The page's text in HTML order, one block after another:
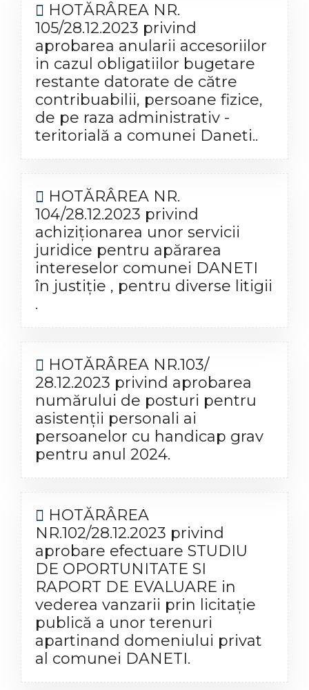
HOTĂRÂREA NR.
105/28.12.2023 privind
aprobarea anularii accesoriilor
in cazul obligatiilor bugetare
restante datorate de către
contribuabilii, persoane fizice,
de pe raza administrativ -
teritorială a comunei Daneti..
HOTĂRÂREA NR.
104/28.12.2023 privind
achiziţionarea unor servicii
juridice pentru apărarea
intereselor comunei DANETI
în justiţie , pentru diverse litigii
.
HOTĂRÂREA NR.103/
28.12.2023 privind aprobarea
numărului de posturi pentru
asistenţii personali ai
persoanelor cu handicap grav
pentru anul 2024.
HOTĂRÂREA
NR.102/28.12.2023 privind
aprobare efectuare STUDIU
DE OPORTUNITATE SI
RAPORT DE EVALUARE in
vederea vanzarii prin licitaţie
publică a unor terenuri
apartinand domeniului privat
al comunei DANETI.